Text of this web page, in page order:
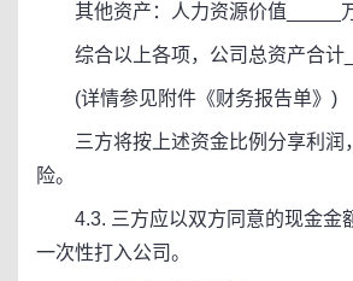
其他资产：人力资源价值_____
综合以上各项，公司总资产合计
(详情参见附件《财务报告单》)
三方将按上述资金比例分享利润
险。
4.3. 三方应以双方同意的现金金
一次性打入公司。